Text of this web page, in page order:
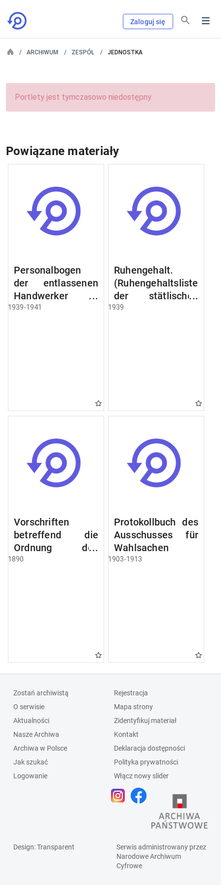
Zaloguj się
ARCHIWUM ZESPÓŁ JEDNOSTKA
Portlety jest tymczasowo niedostępny.
Powiązane materiały
Personalbogen
der entlassenen
Handwerker u.
Arbeiter des
1939-1941
Ruhengehalt.
(Ruhengehaltsliste
der stätlischen
Beamten u.
Raczyński! Schen
Bibliothek).
1939
Vorschriften
betreffend die
Ordnung des
Geschäftsganges
1890
Protokollbuch des
Ausschusses für
Wahlsachen
1903-1913
Zostań archiwistą
O serwisie
Aktualności
Nasze Archiwa
Archiwa w Polsce
Jak szukać
Logowanie
Rejestracja
Mapa strony
Zidentyfikuj materiał
Kontakt
Deklaracja dostępności
Polityka prywatności
Włącz nowy slider
Design: Transparent
Serwis administrowany przez
Narodowe Archiwum
Cyfrowe